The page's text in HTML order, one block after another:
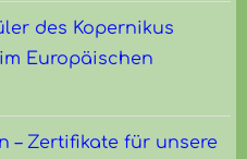
des Kopernikus
Europäischen
– Zertifikate für unsere